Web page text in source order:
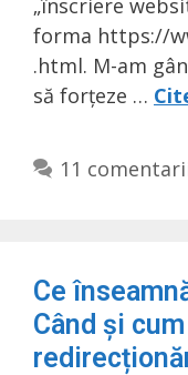
forma https://
.html. M-am
să forțeze …
11
Ce
Când și